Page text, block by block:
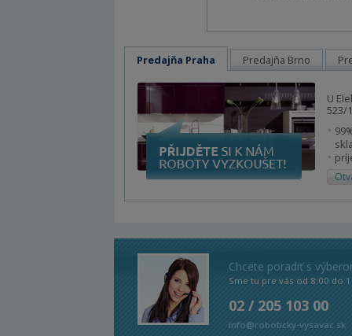
Predajňa Praha Predajňa Brno
U
523/
Chcete poradiť s
Sme tu pre vás od 8:00 do
02 / 205 103 00
info@roboticky-vysavac.sk